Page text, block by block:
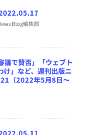
2022.05.17
Blog編集部
議で賛否」「ウェブト
け」など、週刊出版ニ
（2022年5月8日～
2022.05.11